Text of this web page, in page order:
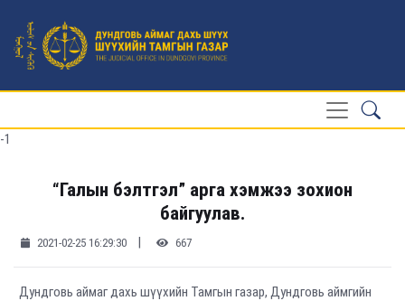
-1
“Галын бэлтгэл” арга хэмжээ зохион
байгуулав.
2021-02-25 16:29:30 | 667
Дундговь аймаг дахь шүүхийн Тамгын газар, Дундговь аймгийн